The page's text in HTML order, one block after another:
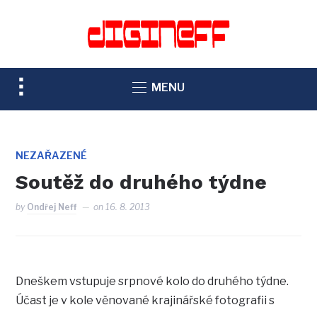
TOGGLE
SIDEBAR
NAVIGATION
MENU
NEZAŘAZENÉ
Soutěž do druhého týdne
by Ondřej Neff on16. 8. 2013
Dneškem vstupuje srpnové kolo do druhého týdne.
Účast je v kole věnované krajinářské fotografii s